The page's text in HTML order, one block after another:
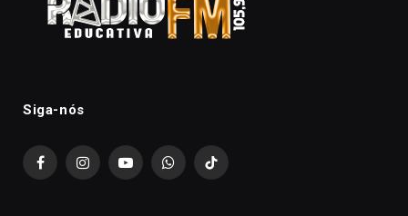
Siga-nós
FacebookInstagramYouTubeWhatsAppTikTok